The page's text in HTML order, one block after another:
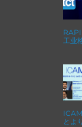
工业
とよ